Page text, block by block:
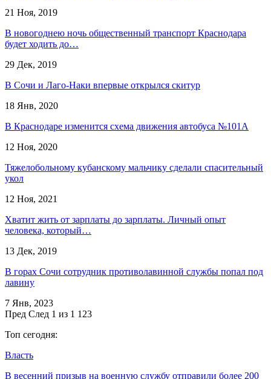
21 Ноя, 2019
В новогоднею ночь общественный транспорт Краснодара
будет ходить до…
29 Дек, 2019
В Сочи и Лаго-Наки впервые открылся скитур
18 Янв, 2020
В Краснодаре изменится схема движения автобуса №101А
12 Ноя, 2020
Тяжелобольному кубанскому мальчику сделали спасительный
укол
12 Ноя, 2021
Хватит жить от зарплаты до зарплаты. Личный опыт
человека, который…
13 Дек, 2019
В горах Сочи сотрудник противолавинной службы попал под
лавину
7 Янв, 2023
Пред След 1 из 1 123
Топ сегодня:
Власть
В весенний призыв на военную службу отправили более 200